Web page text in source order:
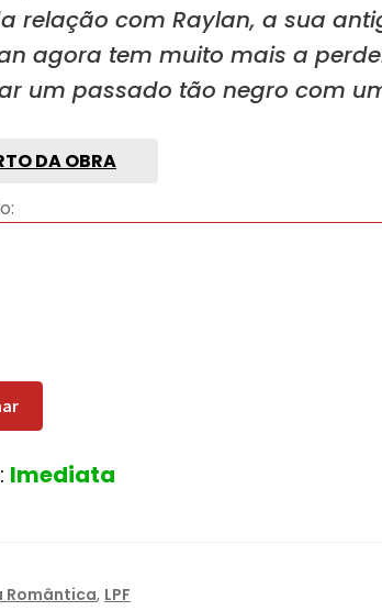
relação com Raylan, a sua
agora tem muito mais a
um passado tão negro com
DA OBRA
Imediata
Romântica, LPF